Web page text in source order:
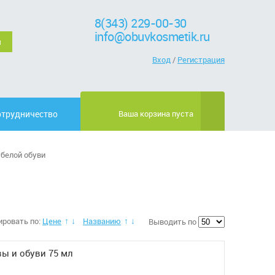
8(343) 229-00-30
info@obuvkosmetik.ru
Вход/ Регистрация
Ваша корзина пуста
обуви
по: Цене ↑ ↓ Названию ↑ ↓ Выводить по
и обуви 75 мл